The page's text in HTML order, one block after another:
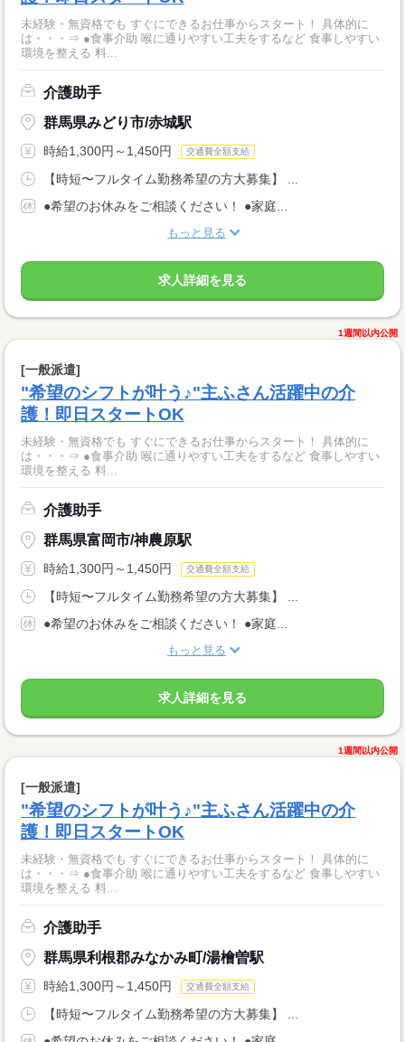
未経験・無資格でも すぐにできるお仕事からスタート！ 具体的に
は・・・⇒ ●食事介助 喉に通りやすい工夫をするなど 食事しやすい
環境を整える 料...
介護助手
群馬県みどり市/赤城駅
時給1,300円～1,450円 交通費全額支給
【時短〜フルタイム勤務希望の方大募集】 ...
●希望のお休みをご相談ください！ ●家庭...
もっと見る
求人詳細を見る
1週間以内公開
[一般派遣]
"希望のシフトが叶う♪"主ふさん活躍中の介
護！即日スタートOK
未経験・無資格でも すぐにできるお仕事からスタート！ 具体的に
は・・・⇒ ●食事介助 喉に通りやすい工夫をするなど 食事しやすい
環境を整える 料...
介護助手
群馬県富岡市/神農原駅
時給1,300円～1,450円 交通費全額支給
【時短〜フルタイム勤務希望の方大募集】 ...
●希望のお休みをご相談ください！ ●家庭...
もっと見る
求人詳細を見る
1週間以内公開
[一般派遣]
"希望のシフトが叶う♪"主ふさん活躍中の介
護！即日スタートOK
未経験・無資格でも すぐにできるお仕事からスタート！ 具体的に
は・・・⇒ ●食事介助 喉に通りやすい工夫をするなど 食事しやすい
環境を整える 料...
介護助手
群馬県利根郡みなかみ町/湯檜曽駅
時給1,300円～1,450円 交通費全額支給
【時短〜フルタイム勤務希望の方大募集】 ...